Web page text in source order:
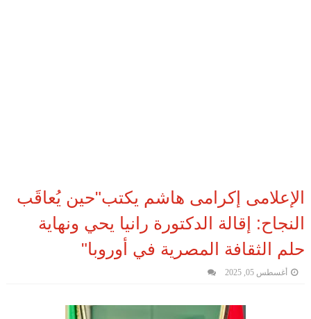
الإعلامى إكرامى هاشم يكتب"حين يُعاقَب
النجاح: إقالة الدكتورة رانيا يحي ونهاية
حلم الثقافة المصرية في أوروبا"
أغسطس 05, 2025